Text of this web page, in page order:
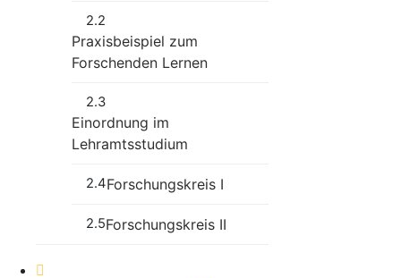
2.2
Praxisbeispiel zum
Forschenden Lernen
2.3
Einordnung im
Lehramtsstudium
2.4Forschungskreis I
2.5Forschungskreis II